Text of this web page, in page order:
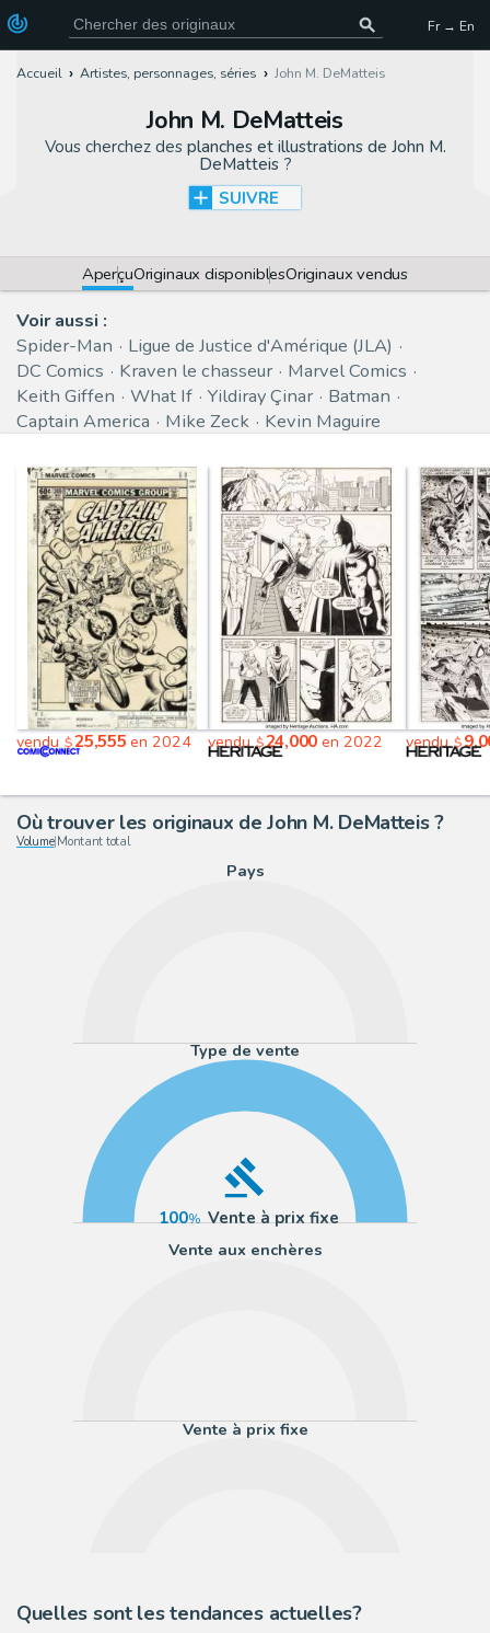
Fr → En
Accueil Artistes, personnages, séries John M. DeMatteis
John M. DeMatteis
Vous cherchez des planches et illustrations de John M.
DeMatteis?
SUIVRE
AperçuOriginaux disponiblesOriginaux vendus
Voir aussi :
Spider-Man
Ligue de Justice d'Amérique (JLA)
DC Comics
Kraven le chasseur
Marvel Comics
Keith Giffen
What If Yildiray Çinar
Batman
Captain America
Mike Zeck Kevin Maguire
vendu $25,555 en 2024 vendu$24,000 en 2022 vendu$
Où trouver les originaux de John M. DeMatteis ?
Volume| Montant total
Pays
Type de vente
100
Vente à prix fixe
Vente aux enchères
Vente à prix fixe
Quelles sont les tendances actuelles?